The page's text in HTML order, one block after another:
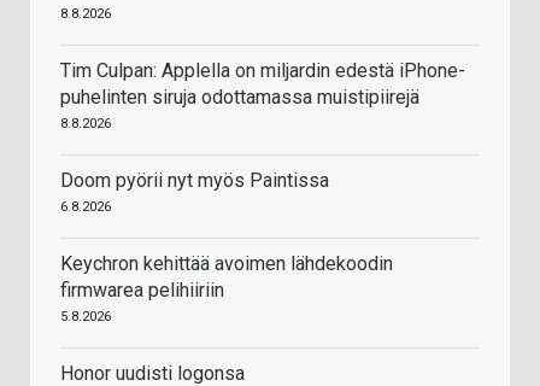
8.8.2026
Tim Culpan: Applella on miljardin edestä iPhone-
puhelinten siruja odottamassa muistipiirejä
8.8.2026
Doom pyörii nyt myös Paintissa
6.8.2026
Keychron kehittää avoimen lähdekoodin
firmwarea pelihiiriin
5.8.2026
Honor uudisti logonsa